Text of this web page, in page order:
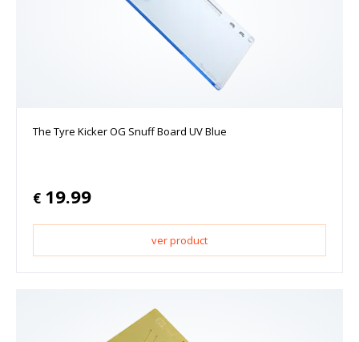
The Tyre Kicker OG Snuff Board UV Blue
€ 19.99
ver product